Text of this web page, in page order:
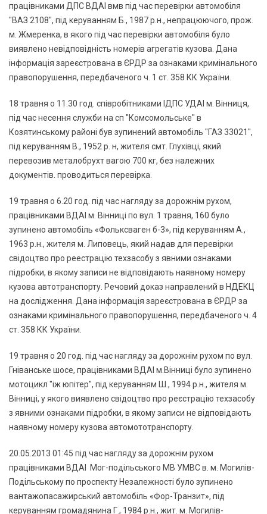
працівниками ДПС ВДАІ вмв під час перевірки автомобіля
"ВАЗ 2108", під керуванням Б., 1987 р.н., непрацюючого, прож.
м. Жмеренка, в якого під час перевірки автомобіля було
виявлено невідповідність номерів агрегатів кузова. Дана
інформація зареєстрована в ЄРДР за ознаками кримінального
правопорушення, передбаченого ч. 1 ст. 358 КК України.
18 травня о 11.30 год. співробітниками ІДПС УДАІ м. Вінниця,
під час несення служби на сп "Комсомольське" в
Козятинському районі був зупинений автомобіль "ГАЗ 33021",
під керуванням В., 1952 р. н, жителя смт. Глухівці, який
перевозив металобрухт вагою 700 кг, без належних
документів. проводиться перевірка.
19 травня о 6.20 год. під час нагляду за дорожнім рухом,
працівниками ВДАІ м. Вінниці по вул. 1 травня, 160 було
зупинено автомобіль «Фольксваген б-3», під керуванням А.,
1963 р.н., жителя м. Липовець, який надав для перевірки
свідоцтво про реестрацію техзасобу з явними ознаками
підробки, в якому записи не відповідають наявному номеру
кузова автотранспорту. Речовий доказ направлений в НДЕКЦ
на дослідження. Дана інформація зареєстрована в ЄРДР за
ознаками кримінального правопорушення, передбаченого ч. 4
ст. 358 КК України.
19 травня о 20 год. під час нагляду за дорожнім рухом по вул.
Гніванське шосе, працівниками ВДАІ м.Вінниці було зупинено
мотоцикл "іж юпітер", під керуванням Ш., 1994 р.н., жителя м.
Вінниці, у якого виявлено свідоцтво про реєстрацію техзасобу
з явними ознаками підробки, в якому записи не відповідають
наявному номеру кузова автомототранспорту.
20.05.2013 01:45 під час нагляду за дорожнім рухом
працівниками ВДАІ Мог-подільського МВ УМВС в. м. Могилів-
Подільському по проспекту Незалежності було зупинено
вантажопасажирський автомобіль «Фор-Транзит», під
керуванням громадянина Г., 1984 р.н., жит. м. Могилів-